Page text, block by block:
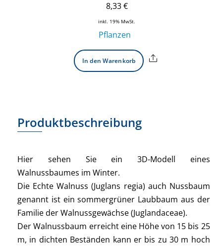
8,33€
inkl. 19% MwSt.
Pflanzen
In den Warenkorb Share
Produktbeschreibung
Hier sehen Sie ein 3D-Modell eines
Walnussbaumes im Winter.
Die Echte Walnuss (Juglans regia) auch Nussbaum
genannt ist ein sommergrüner Laubbaum aus der
Familie der Walnussgewächse (Juglandaceae).
Der Walnussbaum erreicht eine Höhe von 15 bis 25
m, in dichten Beständen kann er bis zu 30 m hoch